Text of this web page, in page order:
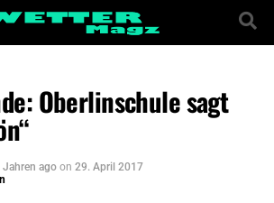
Oberlinschule sagt
Jahren ago on 29. April 2017